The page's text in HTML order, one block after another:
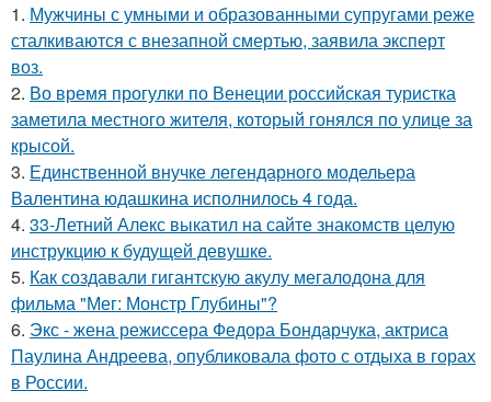
1. Мужчины с умными и образованными супругами реже
сталкиваются с внезапной смертью, заявила эксперт
воз.
2. Во время прогулки по Венеции российская туристка
заметила местного жителя, который гонялся по улице за
крысой.
3. Единственной внучке легендарного модельера
Валентина юдашкина исполнилось 4 года.
4. 33-Летний Алекс выкатил на сайте знакомств целую
инструкцию к будущей девушке.
5. Как создавали гигантскую акулу мегалодона для
фильма "Мег: Монстр Глубины"?
6. Экс - жена режиссера Федора Бондарчука, актриса
Паулина Андреева, опубликовала фото с отдыха в горах
в России.